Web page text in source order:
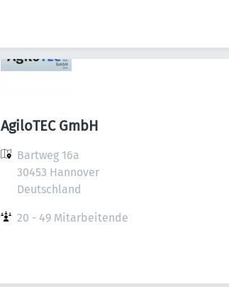
AgiloTEC GmbH
Bartweg 16a
30453 Hannover
Deutschland
20 - 49 Mitarbeitende